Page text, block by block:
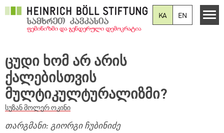
KA
EN
ცუდი ხომ არ არის
ქალებისთვის
მულტიკულტურალიზმი?
სუზან მოლერ ოკინი
თარგმანი: გიორგი ჩუბინიძე